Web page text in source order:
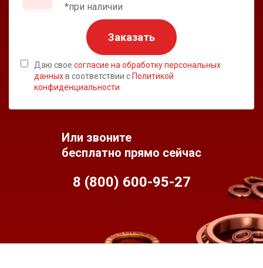
*при наличии
Заказать
Даю свое согласие на обработку персональных
данныхв соответствии с Политикой
конфиденциальности
Или звоните
бесплатно прямо сейчас
8 (800) 600-95-27